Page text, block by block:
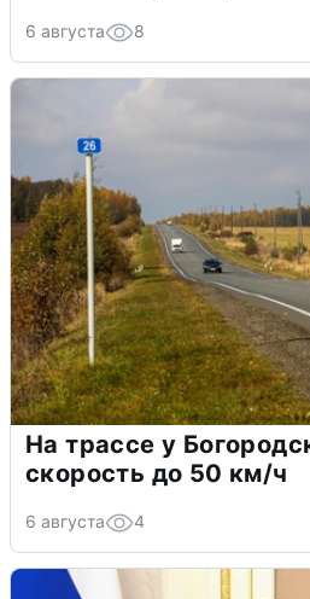
6 августа 8
На трассе у
скорость до 50 км/ч
6 августа 4